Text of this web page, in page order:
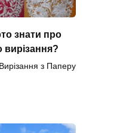
знати про
вирізання?
з Паперу